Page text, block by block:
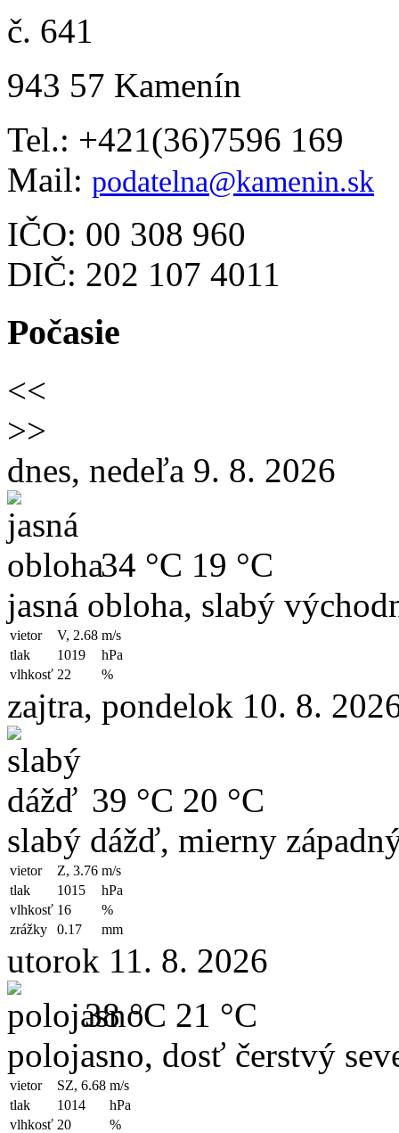
č. 641
943 57 Kamenín
Tel.: +421(36)7596 169
Mail: podatelna@kamenin.sk
IČO: 00 308 960
DIČ: 202 107 4011
Počasie
<<
>>
dnes, nedeľa 9. 8. 2026
34 °C 19 °C
jasná obloha, slabý
vietor V, 2.68 m/s
tlak
1019
hPa
vlhkosť 22 %
zajtra, pondelok 10. 8.
39 °C 20 °C
slabý dážď, mierny
vietor Z, 3.76 m/s
tlak
1015
hPa
vlhkosť 16
%
zrážky
0.17 mm
utorok 11. 8. 2026
38 °C 21 °C
polojasno, dosť čerstvý
vietor SZ, 6.68 m/s
tlak
1014
hPa
vlhkosť 20 %